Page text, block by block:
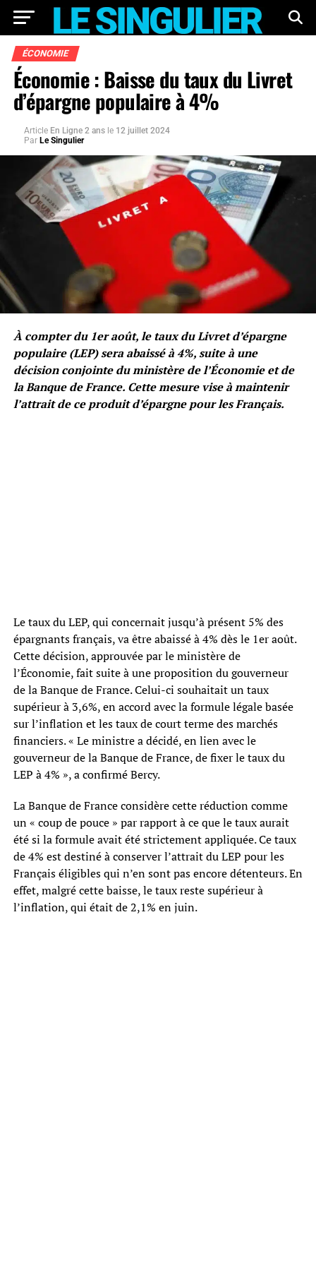
ÉCONOMIE
Économie : Baisse du taux du Livret
d’épargne populaire à 4%
Article En Ligne 2 ans le 12 juillet 2024
Par Le Singulier
À compter du 1er août, le taux du Livret d’épargne
populaire (LEP) sera abaissé à 4%, suite à une
décision conjointe du ministère de l’Économie et de
la Banque de France. Cette mesure vise à maintenir
l’attrait de ce produit d’épargne pour les Français.
Le taux du LEP, qui concernait jusqu’à présent 5% des
épargnants français, va être abaissé à 4% dès le 1er août.
Cette décision, approuvée par le ministère de
l’Économie, fait suite à une proposition du gouverneur
de la Banque de France. Celui-ci souhaitait un taux
supérieur à 3,6%, en accord avec la formule légale basée
sur l’inflation et les taux de court terme des marchés
financiers. « Le ministre a décidé, en lien avec le
gouverneur de la Banque de France, de fixer le taux du
LEP à 4% », a confirmé Bercy.
La Banque de France considère cette réduction comme
un « coup de pouce » par rapport à ce que le taux aurait
été si la formule avait été strictement appliquée. Ce taux
de 4% est destiné à conserver l’attrait du LEP pour les
Français éligibles qui n’en sont pas encore détenteurs. En
effet, malgré cette baisse, le taux reste supérieur à
l’inflation, qui était de 2,1% en juin.